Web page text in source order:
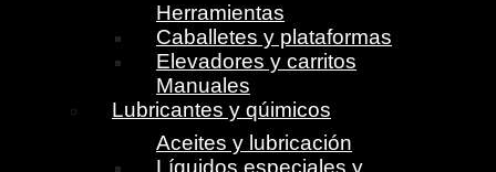
Herramientas
Caballetes y plataformas
Elevadores y carritos
Manuales
Lubricantes y qúimicos
Aceites y lubricación
Líquidos especiales y